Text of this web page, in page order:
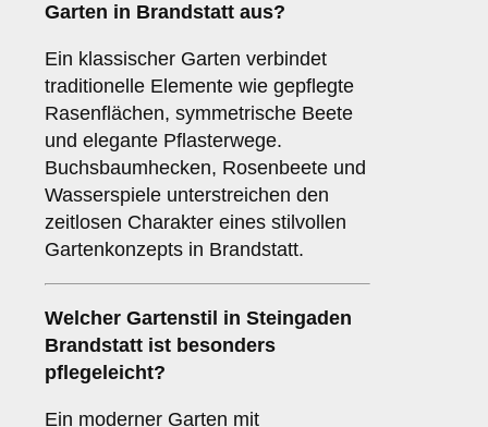
Garten in Brandstatt aus?
Ein klassischer Garten verbindet
traditionelle Elemente wie gepflegte
Rasenflächen, symmetrische Beete
und elegante Pflasterwege.
Buchsbaumhecken, Rosenbeete und
Wasserspiele unterstreichen den
zeitlosen Charakter eines stilvollen
Gartenkonzepts in Brandstatt.
Welcher Gartenstil in Steingaden
Brandstatt ist besonders
pflegeleicht?
Ein moderner Garten mit